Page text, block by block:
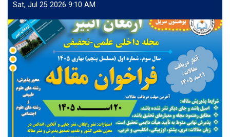
Sat, Jul 25 2026 9:10 AM